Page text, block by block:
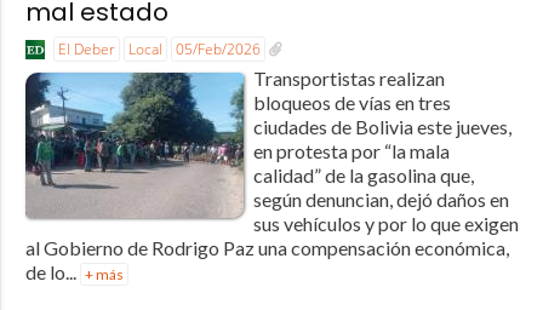
mal estado
El Deber Local 05/Feb/2026
Transportistas realizan
bloqueos de vías en tres
ciudades de Bolivia este jueves,
en protesta por “la mala
calidad” de la gasolina que,
según denuncian, dejó daños en
sus vehículos y por lo que exigen
al Gobierno de Rodrigo Paz una compensación económica,
de lo... + más